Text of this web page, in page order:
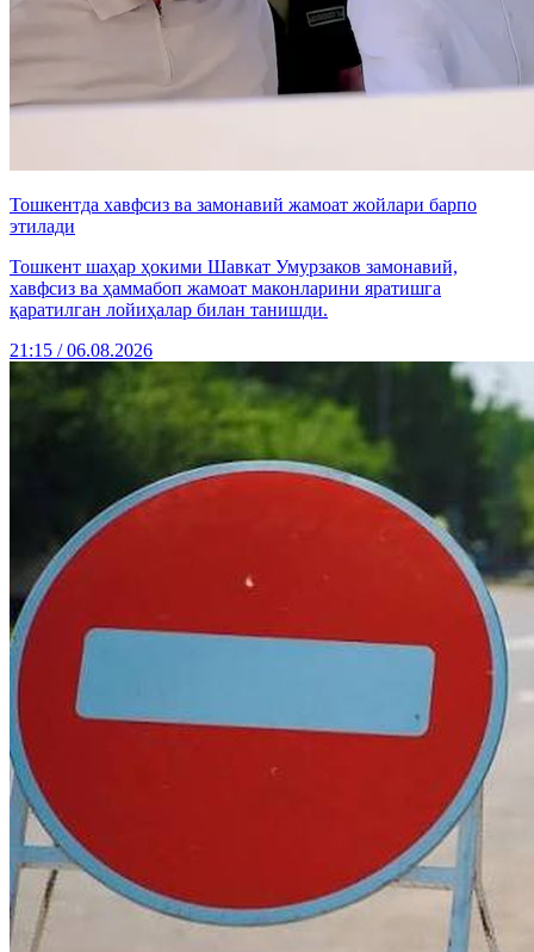
Тошкентда хавфсиз ва замонавий жамоат жойлари барпо
этилади
Тошкент шаҳар ҳокими Шавкат Умурзаков замонавий,
хавфсиз ва ҳаммабоп жамоат маконларини яратишга
қаратилган лойиҳалар билан танишди.
21:15 / 06.08.2026